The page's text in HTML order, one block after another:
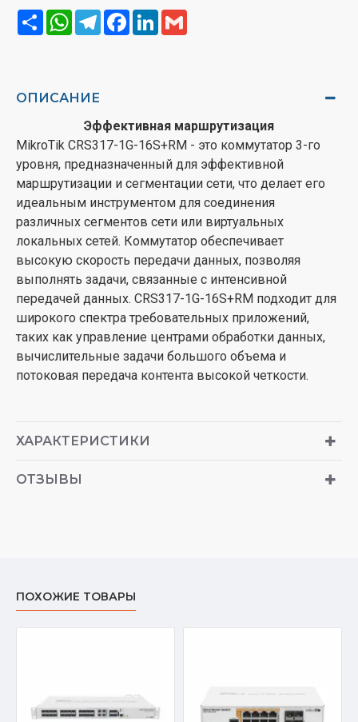
Share WhatsAppTelegramFacebook
LinkedIn
ОПИСАНИЕ
Эффективная маршрутизация
MikroTik CRS317-1G-16S+RM - это коммутатор 3-го
уровня, предназначенный для эффективной
маршрутизации и сегментации сети, что делает его
идеальным инструментом для соединения
различных сегментов сети или виртуальных
локальных сетей. Коммутатор обеспечивает
высокую скорость передачи данных, позволяя
выполнять задачи, связанные с интенсивной
передачей данных. CRS317-1G-16S+RM подходит для
широкого спектра требовательных приложений,
таких как управление центрами обработки данных,
вычислительные задачи большого объема и
потоковая передача контента высокой четкости.
ХАРАКТЕРИСТИКИ
ОТЗЫВЫ
ПОХОЖИЕ ТОВАРЫ